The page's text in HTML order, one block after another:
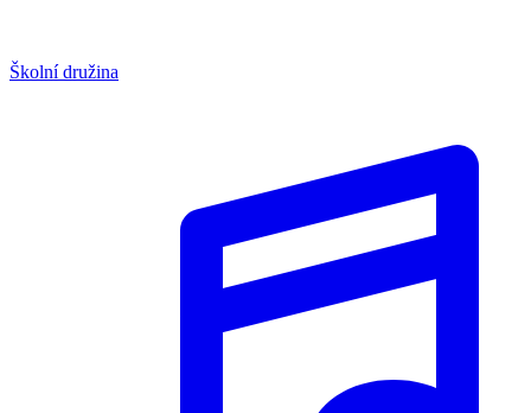
Školní družina